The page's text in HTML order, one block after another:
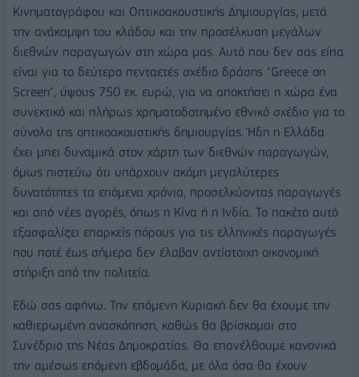
Κινηματογράφου και Οπτικοακουστικής Δημιουργίας, μετά
την ανάκαμψη του κλάδου και την προσέλκυση μεγάλων
διεθνών παραγωγών στη χώρα μας. Αυτό που δεν σας είπα
είναι για το δεύτερο πενταετές σχέδιο δράσης "Greece on
Screen", ύψους 750 εκ. ευρώ, για να αποκτήσει η χώρα ένα
συνεκτικό και πλήρως χρηματοδοτημένο εθνικό σχέδιο για το
σύνολο της οπτικοακουστικής δημιουργίας. Ήδη η Ελλάδα
έχει μπει δυναμικά στον χάρτη των διεθνών παραγωγών,
όμως πιστεύω ότι υπάρχουν ακόμη μεγαλύτερες
δυνατότητες τα επόμενα χρόνια, προσελκύοντας παραγωγές
και από νέες αγορές, όπως η Κίνα ή η Ινδία. Το πακέτο αυτό
εξασφαλίζει επαρκείς πόρους για τις ελληνικές παραγωγές
που ποτέ έως σήμερα δεν έλαβαν αντίστοιχη οικονομική
στήριξη από την πολιτεία.
Εδώ σας αφήνω. Την επόμενη Κυριακή δεν θα έχουμε την
καθιερωμένη ανασκόπηση, καθώς θα βρίσκομαι στο
Συνέδριο της Νέας Δημοκρατίας. Θα επανέλθουμε κανονικά
την αμέσως επόμενη εβδομάδα, με όλα όσα θα έχουν